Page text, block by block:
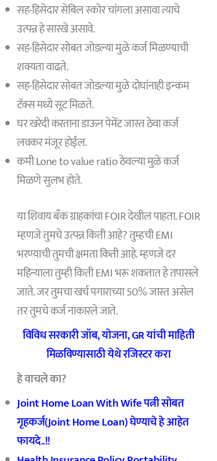
सह-हिसेदार सेबिल स्कोर चांगला असावा त्याचे
उत्पन्न हे सारखे असावे.
सह-हिसेदार सोबत जोडल्या मुळे कर्ज मिळण्याची
शक्यता वाढते.
सह-हिसेदार सोबत जोडल्या मुळे दोघांनाही इन्कम
टॅक्स मध्ये सूट मिळते.
घर खरेदी करताना डाऊन पेमेंट जास्त ठेवा कर्ज
लवकर मंजूर होईल.
कमी Lone to value ratio ठेवल्या मुळे कर्ज
मिळणे सुलभ होते.
या शिवाय बँक ग्राहकांचा FOIR देखील पाहता. FOIR
म्हणजे तुमचे उत्पन्न किती आहे? तुम्हची EMI
भरण्याची तुमची क्षमता किती आहे. म्हणजे दर
महिन्याला तुम्ही किती EMI भरू शकतात हे तपासले
जाते. जर तुमचा खर्च पगाराच्या 50% जास्त असेल
तर तुमचे कर्ज नाकारले जाते.
विविध सरकारी जॉब,योजना, GRयांची माहिती
मिळविण्यासाठी येथे रजिस्टर करा
हे वाचले का?
Joint Home Loan With Wife पत्नी सोबत
गृहकर्ज(Joint Home Loan) घेण्याचे हे आहेत
फायदे..!!